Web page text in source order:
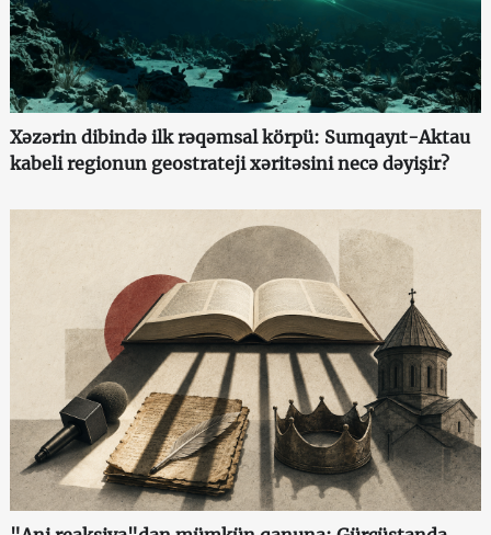
Xəzərin dibində ilk rəqəmsal körpü: Sumqayıt-Aktau
kabeli regionun geostrateji xəritəsini necə dəyişir?